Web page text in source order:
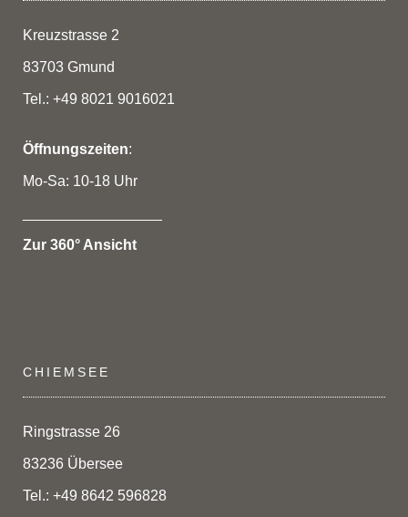
Kreuzstrasse 2
83703 Gmund
Tel.: +49 8021 9016021
Öffnungszeiten:
Mo-Sa: 10-18 Uhr
Zur 360° Ansicht
CHIEMSEE
Ringstrasse 26
83236 Übersee
Tel.: +49 8642 596828